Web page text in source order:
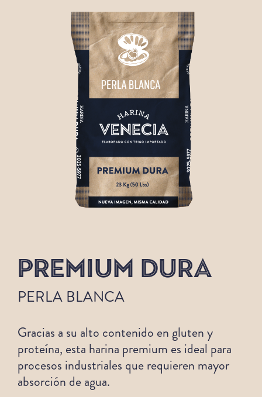
PREMIUM DURA
PERLA BLANCA
Gracias a su alto contenido en gluten y
proteína, esta harina premium es ideal para
procesos industriales que requieren mayor
absorción de agua.